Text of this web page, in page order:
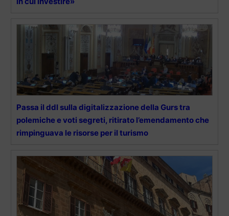
Passa il ddl sulla digitalizzazione della Gurs tra
polemiche e voti segreti, ritirato l’emendamento che
rimpinguava le risorse per il turismo